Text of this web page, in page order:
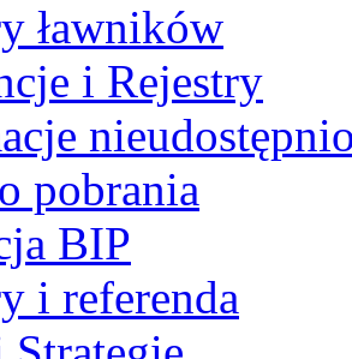
ławników
i Rejestry
pobrania
BIP
i referenda